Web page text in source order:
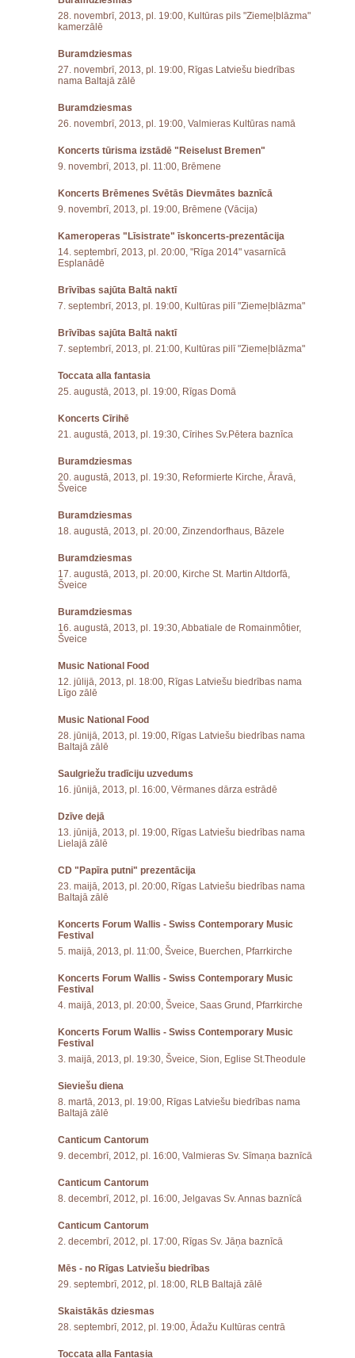
28. novembrī, 2013, pl. 19:00, Kultūras pils "Ziemeļblāzma"
kamerzālē
Buramdziesmas
27. novembrī, 2013, pl. 19:00, Rīgas Latviešu biedrības
nama Baltajā zālē
Buramdziesmas
26. novembrī, 2013, pl. 19:00, Valmieras Kultūras namā
Koncerts tūrisma izstādē "Reiselust Bremen"
9. novembrī, 2013, pl. 11:00, Brēmene
Koncerts Brēmenes Svētās Dievmātes baznīcā
9. novembrī, 2013, pl. 19:00, Brēmene (Vācija)
Kameroperas "Līsistrate" īskoncerts-prezentācija
14. septembrī, 2013, pl. 20:00, "Rīga 2014" vasarnīcā
Esplanādē
Brīvības sajūta Baltā naktī
7. septembrī, 2013, pl. 19:00, Kultūras pilī "Ziemeļblāzma"
Brīvības sajūta Baltā naktī
7. septembrī, 2013, pl. 21:00, Kultūras pilī "Ziemeļblāzma"
Toccata alla fantasia
25. augustā, 2013, pl. 19:00, Rīgas Domā
Koncerts Cīrihē
21. augustā, 2013, pl. 19:30, Cīrihes Sv.Pētera baznīca
Buramdziesmas
20. augustā, 2013, pl. 19:30, Reformierte Kirche, Āravā,
Šveice
Buramdziesmas
18. augustā, 2013, pl. 20:00, Zinzendorfhaus, Bāzele
Buramdziesmas
17. augustā, 2013, pl. 20:00, Kirche St. Martin Altdorfā,
Šveice
Buramdziesmas
16. augustā, 2013, pl. 19:30, Abbatiale de Romainmôtier,
Šveice
Music National Food
12. jūlijā, 2013, pl. 18:00, Rīgas Latviešu biedrības nama
Līgo zālē
Music National Food
28. jūnijā, 2013, pl. 19:00, Rīgas Latviešu biedrības nama
Baltajā zālē
Saulgriežu tradīciju uzvedums
16. jūnijā, 2013, pl. 16:00, Vērmanes dārza estrādē
Dzīve dejā
13. jūnijā, 2013, pl. 19:00, Rīgas Latviešu biedrības nama
Lielajā zālē
CD "Papīra putni" prezentācija
23. maijā, 2013, pl. 20:00, Rīgas Latviešu biedrības nama
Baltajā zālē
Koncerts Forum Wallis - Swiss Contemporary Music
Festival
5. maijā, 2013, pl. 11:00, Šveice, Buerchen, Pfarrkirche
Koncerts Forum Wallis - Swiss Contemporary Music
Festival
4. maijā, 2013, pl. 20:00, Šveice, Saas Grund, Pfarrkirche
Koncerts Forum Wallis - Swiss Contemporary Music
Festival
3. maijā, 2013, pl. 19:30, Šveice, Sion, Eglise St.Theodule
Sieviešu diena
8. martā, 2013, pl. 19:00, Rīgas Latviešu biedrības nama
Baltajā zālē
Canticum Cantorum
9. decembrī, 2012, pl. 16:00, Valmieras Sv. Sīmaņa baznīcā
Canticum Cantorum
8. decembrī, 2012, pl. 16:00, Jelgavas Sv. Annas baznīcā
Canticum Cantorum
2. decembrī, 2012, pl. 17:00, Rīgas Sv. Jāņa baznīcā
Mēs - no Rīgas Latviešu biedrības
29. septembrī, 2012, pl. 18:00, RLB Baltajā zālē
Skaistākās dziesmas
28. septembrī, 2012, pl. 19:00, Ādažu Kultūras centrā
Toccata alla Fantasia